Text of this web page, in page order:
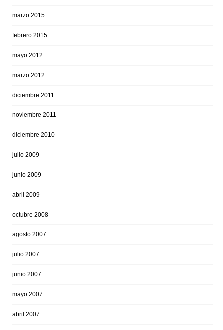
marzo 2015
febrero 2015
mayo 2012
marzo 2012
diciembre 2011
noviembre 2011
diciembre 2010
julio 2009
junio 2009
abril 2009
octubre 2008
agosto 2007
julio 2007
junio 2007
mayo 2007
abril 2007